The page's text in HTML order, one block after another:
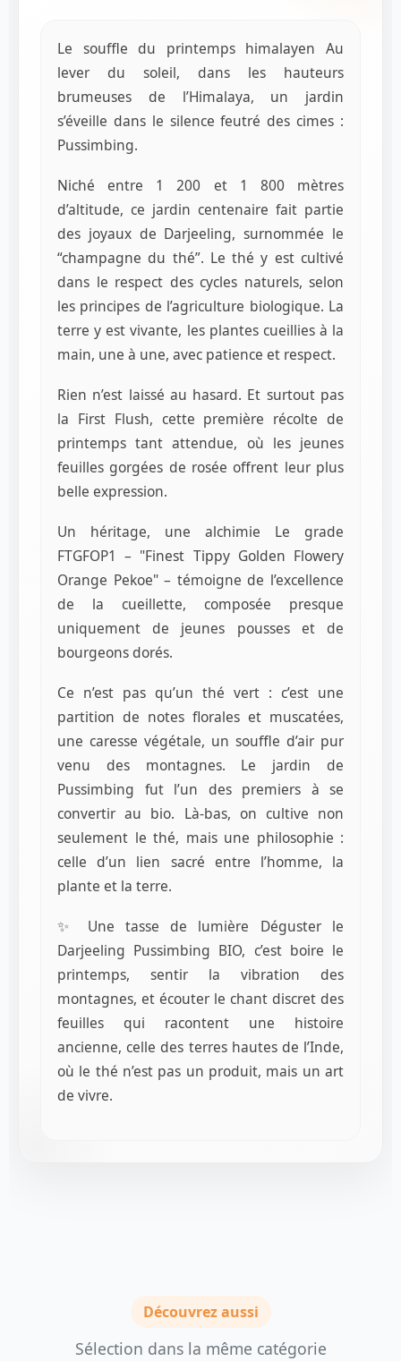
Le souffle du printemps himalayen Au
lever du soleil, dans les hauteurs
brumeuses de l’Himalaya, un jardin
s’éveille dans le silence feutré des cimes :
Pussimbing.
Niché entre 1 200 et 1 800 mètres
d’altitude, ce jardin centenaire fait partie
des joyaux de Darjeeling, surnommée le
“champagne du thé”. Le thé y est cultivé
dans le respect des cycles naturels, selon
les principes de l’agriculture biologique. La
terre y est vivante, les plantes cueillies à la
main, une à une, avec patience et respect.
Rien n’est laissé au hasard. Et surtout pas
la First Flush, cette première récolte de
printemps tant attendue, où les jeunes
feuilles gorgées de rosée offrent leur plus
belle expression.
Un héritage, une alchimie Le grade
FTGFOP1 – "Finest Tippy Golden Flowery
Orange Pekoe" – témoigne de l’excellence
de la cueillette, composée presque
uniquement de jeunes pousses et de
bourgeons dorés.
Ce n’est pas qu’un thé vert : c’est une
partition de notes florales et muscatées,
une caresse végétale, un souffle d’air pur
venu des montagnes. Le jardin de
Pussimbing fut l’un des premiers à se
convertir au bio. Là-bas, on cultive non
seulement le thé, mais une philosophie :
celle d’un lien sacré entre l’homme, la
plante et la terre.
✨ Une tasse de lumière Déguster le
Darjeeling Pussimbing BIO, c’est boire le
printemps, sentir la vibration des
montagnes, et écouter le chant discret des
feuilles qui racontent une histoire
ancienne, celle des terres hautes de l’Inde,
où le thé n’est pas un produit, mais un art
de vivre.
Découvrez aussi
Sélection dans la même catégorie